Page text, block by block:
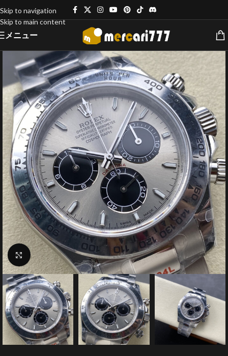
Skip to navigation
Skip to main content
メニュー
クリックで拡大